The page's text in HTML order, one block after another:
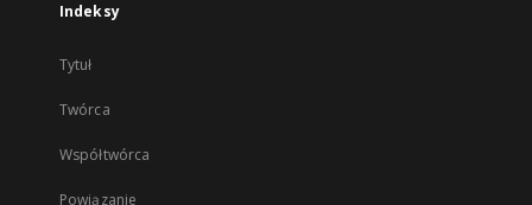
Indeksy
Tytuł
Twórca
Współtwórca
Powiązanie